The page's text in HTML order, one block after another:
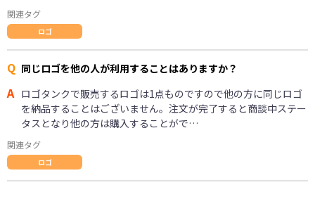
関連タグ
ロゴ
Q 同じロゴを他の人が利用することはありますか？
A ロゴタンクで販売するロゴは1点ものですので他の方に同じロゴ
を納品することはございません。注文が完了すると商談中ステー
タスとなり他の方は購入することがで…
関連タグ
ロゴ